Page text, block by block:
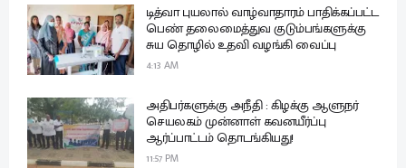
டித்வா புயலால் வாழ்வாதாரம் பாதிக்கப்பட்ட
பெண் தலைமைத்துவ குடும்பங்களுக்கு
சுய தொழில் உதவி வழங்கி வைப்பு
4:13 AM
அதிபர்களுக்கு அநீதி : கிழக்கு ஆளுநர்
செயலகம் முன்னாள் கவனயீர்ப்பு
ஆர்ப்பாட்டம் தொடங்கியது!
11:57 PM